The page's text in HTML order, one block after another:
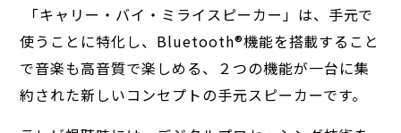
「キャリー・バイ・ミライスピーカー」は、手元で
使うことに特化し、Bluetooth®︎機能を搭載すること
で音楽も高音質で楽しめる、２つの機能が一台に集
約された新しいコンセプトの手元スピーカーです。